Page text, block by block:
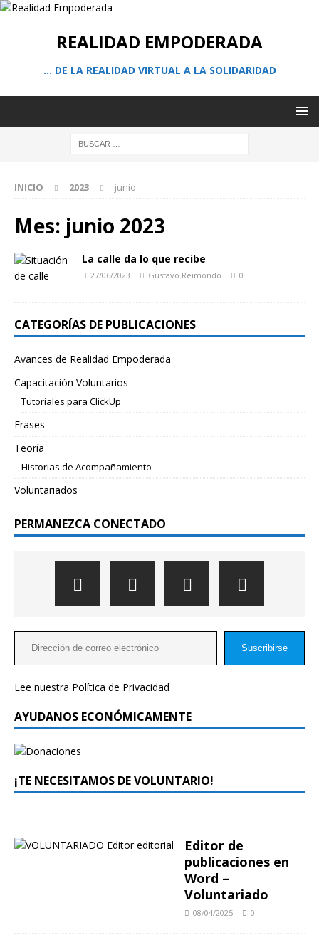
REALIDAD EMPODERADA
… DE LA REALIDAD VIRTUAL A LA SOLIDARIDAD
INICIO 2023 junio
Mes: junio 2023
La calle da lo que recibe
27/06/2023 Gustavo Reimondo 0
CATEGORÍAS DE PUBLICACIONES
Avances de Realidad Empoderada
Capacitación Voluntarios
Tutoriales para ClickUp
Frases
Teoría
Historias de Acompañamiento
Voluntariados
PERMANEZCA CONECTADO
Suscribirse
Lee nuestra Política de Privacidad
AYUDANOS ECONÓMICAMENTE
¡TE NECESITAMOS DE VOLUNTARIO!
Editor de
publicaciones en
Word –
Voluntariado
08/04/2025 0